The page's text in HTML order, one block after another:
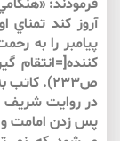
فرمودند:
آروز كند تمناي
پيامبر را به
ص۲۳۳).
در روايت شريف
پس زدن امامت